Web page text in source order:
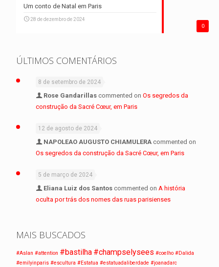
0
Um conto de Natal em Paris
28 de dezembro de 2024
ÚLTIMOS COMENTÁRIOS
8 de setembro de 2024
Rose Gandarillas commented on Os segredos da
construção da Sacré Cœur, em Paris
12 de agosto de 2024
NAPOLEAO AUGUSTO CHIAMULERA commented on
Os segredos da construção da Sacré Cœur, em Paris
5 de março de 2024
Eliana Luiz dos Santos commented on A história
oculta por trás dos nomes das ruas parisienses
MAIS BUSCADOS
#Aslan #attention #bastilha #champselysees #coelho #Dalida
#emilyinparis #escultura #Estatua #estatuadaliberdade #joanadarc